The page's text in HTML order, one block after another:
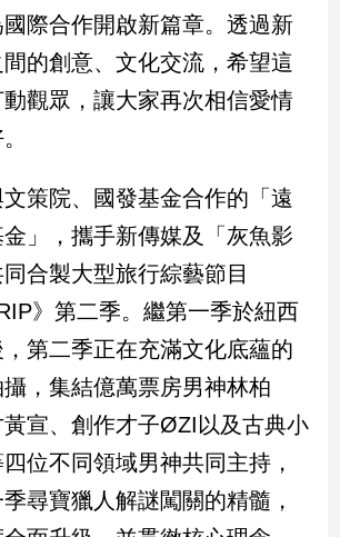
際合作開啟新篇章。透過新
的創意、文化交流，希望這
觀眾，讓大家再次相信愛情
策院、國發基金合作的「遠
」，攜手新傳媒及「灰魚影
合製大型旅行綜藝節目
》第二季。繼第一季於紐西
第二季正在充滿文化底蘊的
，集結億萬票房男神林柏
宣、創作才子ØZI以及古典小
位不同領域男神共同主持，
尋寶獵人解謎闖關的精髓，